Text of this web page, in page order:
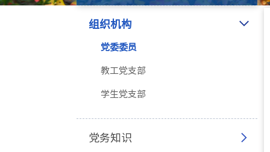
组织机构
党委委员
教工党支部
学生党支部
党务知识